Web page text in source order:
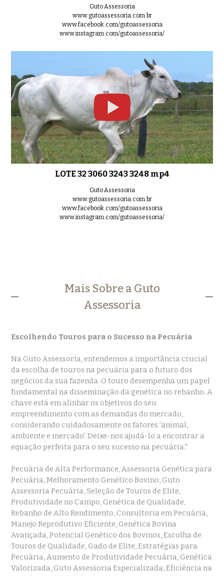
Guto Assessoria
www.gutoassessoria.com.br
www.facebook.com/gutoassessoria
www.instagram.com/gutoassessoria/
LOTE 32 3060 3243 3248 mp4
Guto Assessoria
www.gutoassessoria.com.br
www.facebook.com/gutoassessoria
www.instagram.com/gutoassessoria/
Mais Sobre a Guto
Assessoria
Escolhendo Touros para o Sucesso na Pecuária
Na Guto Assessoria, entendemos a importância crucial
da escolha de touros na pecuária para o futuro dos
negócios da sua fazenda. O touro desempenha um papel
fundamental na disseminação da genética no rebanho. A
chave está em alinhar os objetivos do seu
empreendimento com as demandas do mercado,
considerando cuidadosamente os fatores 'animal,
ambiente e mercado'. Deixe-nos ajudá-lo a encontrar a
equação perfeita para o seu sucesso na pecuária."
Pecuária de Alta Performance, Assessoria Genética para
Pecuária, Melhoramento Genético Bovino, Guto
Assessoria Pecuária, Seleção de Touros de Elite,
Produtividade no Campo, Genética de Qualidade,
Rebanho de Alto Rendimento, Consultoria em Pecuária,
Manejo Reprodutivo Eficiente, Genética Bovina
Avançada, Potencial Genético dos Bovinos, Escolha de
Touros de Qualidade, Gado de Elite, Estratégias para
Pecuária, Aumento de Produtividade Pecuária, Genética
Valorizada, Guto Assessoria Especializada, Eficiência na